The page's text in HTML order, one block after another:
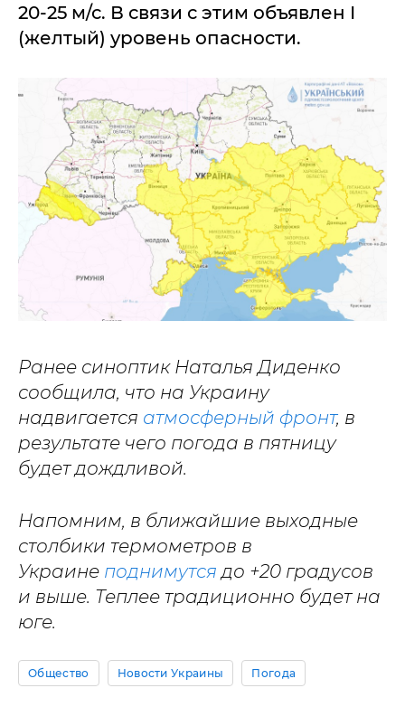
20-25 м/с. В связи с этим объявлен І
(желтый) уровень опасности.
Ранее синоптик Наталья Диденко
сообщила, что на Украину
надвигается атмосферный фронт, в
результате чего погода в пятницу
будет дождливой.
Напомним, в ближайшие выходные
столбики термометров в
Украине поднимутся до +20 градусов
и выше. Теплее традиционно будет на
юге.
Общество Новости Украины Погода